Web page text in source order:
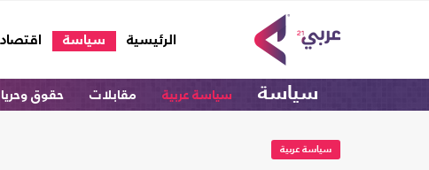
الرئيسية
(current) سياسة اقتصاد
سياسة سياسة عربية مقابلات حقوق
سياسة عربية